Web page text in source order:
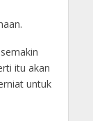
itu akan
untuk